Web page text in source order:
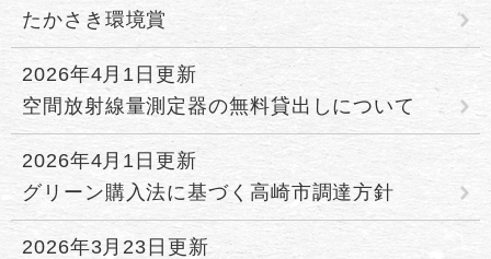
たかさき環境賞
2026年4月1日更新
空間放射線量測定器の無料貸出しについて
2026年4月1日更新
グリーン購入法に基づく高崎市調達方針
2026年3月23日更新